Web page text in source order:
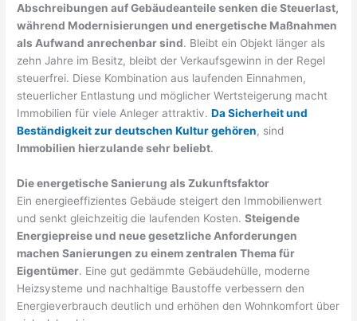
Abschreibungen auf Gebäudeanteile senken die Steuerlast,
während Modernisierungen und energetische Maßnahmen
als Aufwand anrechenbar sind. Bleibt ein Objekt länger als
zehn Jahre im Besitz, bleibt der Verkaufsgewinn in der Regel
steuerfrei. Diese Kombination aus laufenden Einnahmen,
steuerlicher Entlastung und möglicher Wertsteigerung macht
Immobilien für viele Anleger attraktiv.Da Sicherheit und
Beständigkeit zur deutschen Kultur gehören, sind
Immobilien hierzulande sehr beliebt.
Die energetische Sanierung als Zukunftsfaktor
Ein energieeffizientes Gebäude steigert den Immobilienwert
und senkt gleichzeitig die laufenden Kosten.Steigende
Energiepreise und neue gesetzliche Anforderungen
machen Sanierungen zu einem zentralen Thema für
Eigentümer. Eine gut gedämmte Gebäudehülle, moderne
Heizsysteme und nachhaltige Baustoffe verbessern den
Energieverbrauch deutlich und erhöhen den Wohnkomfort über